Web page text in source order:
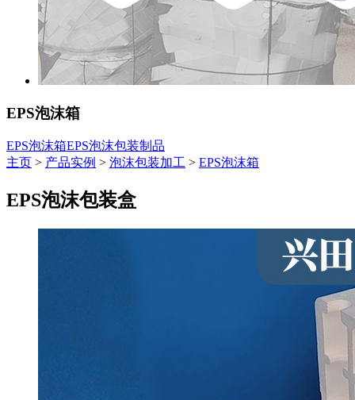
EPS泡沫箱
EPS泡沫箱EPS泡沫包装制品
主页 > 产品实例 > 泡沫包装加工 > EPS泡沫箱
EPS泡沫包装盒